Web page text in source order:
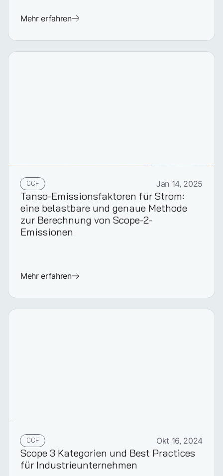
Mehr erfahren
CCF Jan 14, 2025
Tanso-Emissionsfaktoren für Strom:
eine belastbare und genaue Methode
zur Berechnung von Scope-2-
Emissionen
Mehr erfahren
CCF Okt 16, 2024
Scope 3 Kategorien und Best Practices
für Industrie­unternehmen